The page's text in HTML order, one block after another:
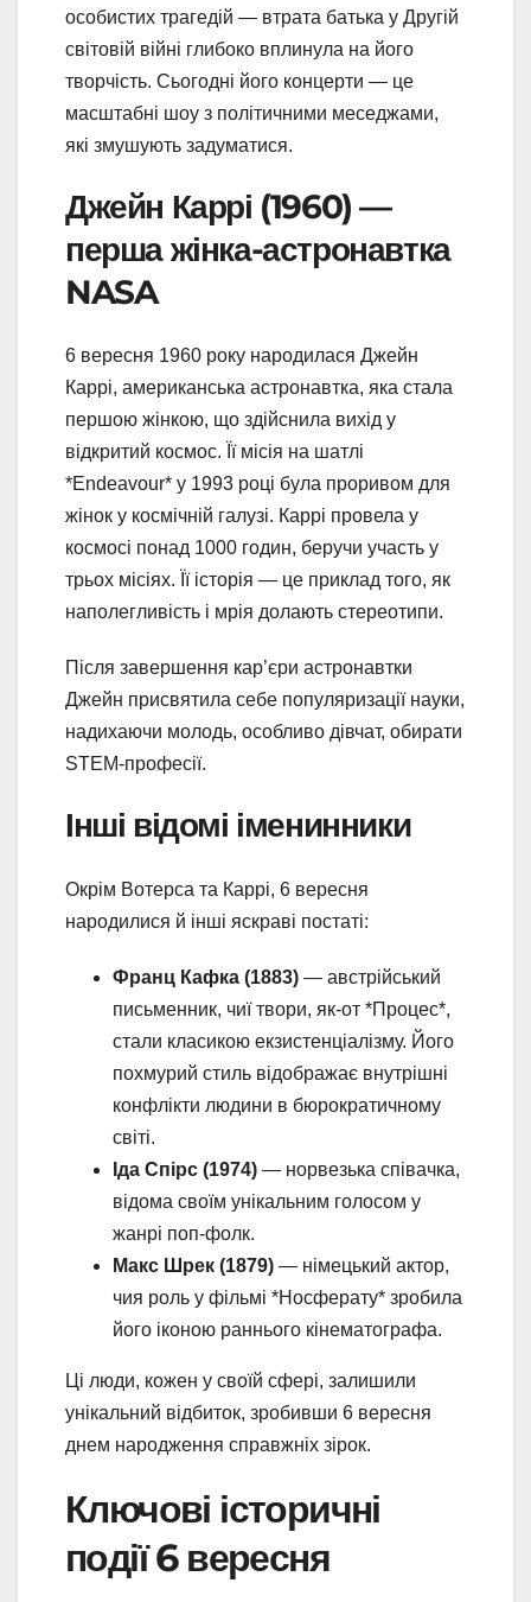
особистих трагедій — втрата батька у Другій
світовій війні глибоко вплинула на його
творчість. Сьогодні його концерти — це
масштабні шоу з політичними меседжами,
які змушують задуматися.
Джейн Каррі (1960) —
перша жінка-астронавтка
NASA
6 вересня 1960 року народилася Джейн
Каррі, американська астронавтка, яка стала
першою жінкою, що здійснила вихід у
відкритий космос. Її місія на шатлі
*Endeavour* у 1993 році була проривом для
жінок у космічній галузі. Каррі провела у
космосі понад 1000 годин, беручи участь у
трьох місіях. Її історія — це приклад того, як
наполегливість і мрія долають стереотипи.
Після завершення кар’єри астронавтки
Джейн присвятила себе популяризації науки,
надихаючи молодь, особливо дівчат, обирати
STEM-професії.
Інші відомі іменинники
Окрім Вотерса та Каррі, 6 вересня
народилися й інші яскраві постаті:
Франц Кафка (1883) — австрійський
письменник, чиї твори, як-от *Процес*,
стали класикою екзистенціалізму. Його
похмурий стиль відображає внутрішні
конфлікти людини в бюрократичному
світі.
Іда Спірс (1974) — норвезька співачка,
відома своїм унікальним голосом у
жанрі поп-фолк.
Макс Шрек (1879) — німецький актор,
чия роль у фільмі *Носферату* зробила
його іконою раннього кінематографа.
Ці люди, кожен у своїй сфері, залишили
унікальний відбиток, зробивши 6 вересня
днем народження справжніх зірок.
Ключові історичні
події 6 вересня